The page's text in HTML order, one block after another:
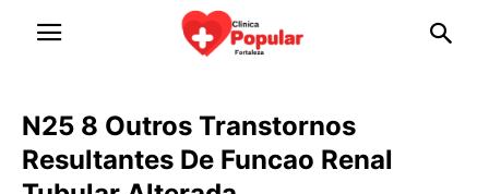
N25 8 Outros Transtornos
Resultantes De Funcao Renal